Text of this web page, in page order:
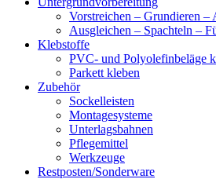
Vorstreichen – Grundieren –
Ausgleichen – Spachteln –
Klebstoffe
PVC- und Polyolefinbeläge
Parkett kleben
Zubehör
Sockelleisten
Montagesysteme
Unterlagsbahnen
Pflegemittel
Werkzeuge
Restposten/Sonderware